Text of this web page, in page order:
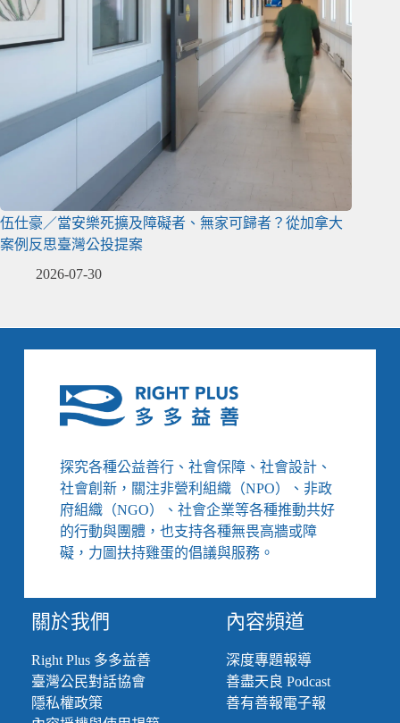
伍仕豪／當安樂死擴及障礙者、無家可歸者？從加拿大
案例反思臺灣公投提案
2026-07-30
探究各種公益善行、社會保障、社會設計、
社會創新，關注非營利組織（NPO）、非政
府組織（NGO）、社會企業等各種推動共好
的行動與團體，也支持各種無畏高牆或障
礙，力圖扶持雞蛋的倡議與服務。
關於我們
Right Plus 多多益善
臺灣公民對話協會
隱私權政策
內容頻道
深度專題報導
善盡天良 Podcast
善有善報電子報